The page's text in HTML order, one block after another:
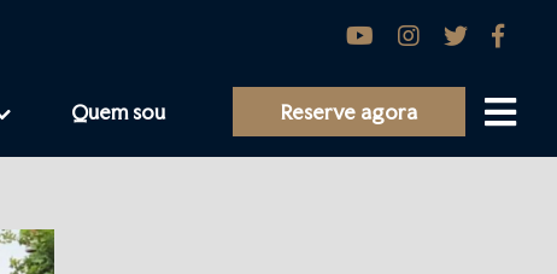
Quem sou Reserve agora